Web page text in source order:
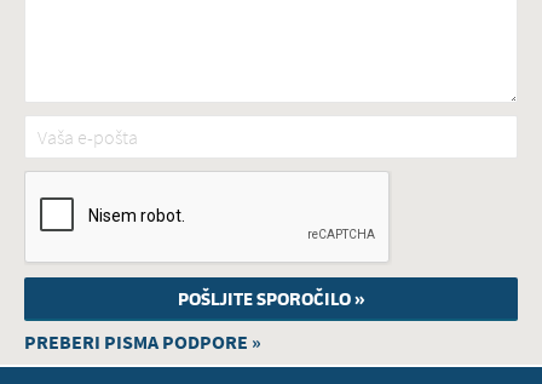
Vaša e-pošta*
PREBERI PISMA PODPORE »